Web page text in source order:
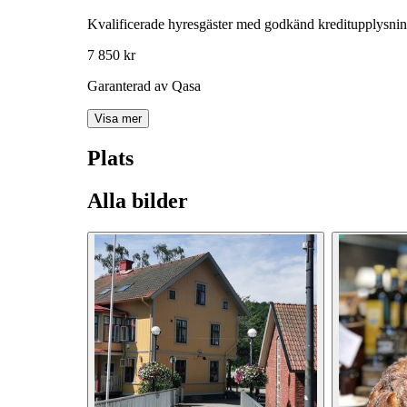
Kvalificerade hyresgäster med godkänd
7 850 kr
Garanterad av Qasa
Visa mer
Plats
Alla bilder